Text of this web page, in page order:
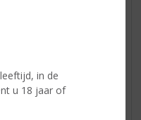
in de
u 18 jaar of